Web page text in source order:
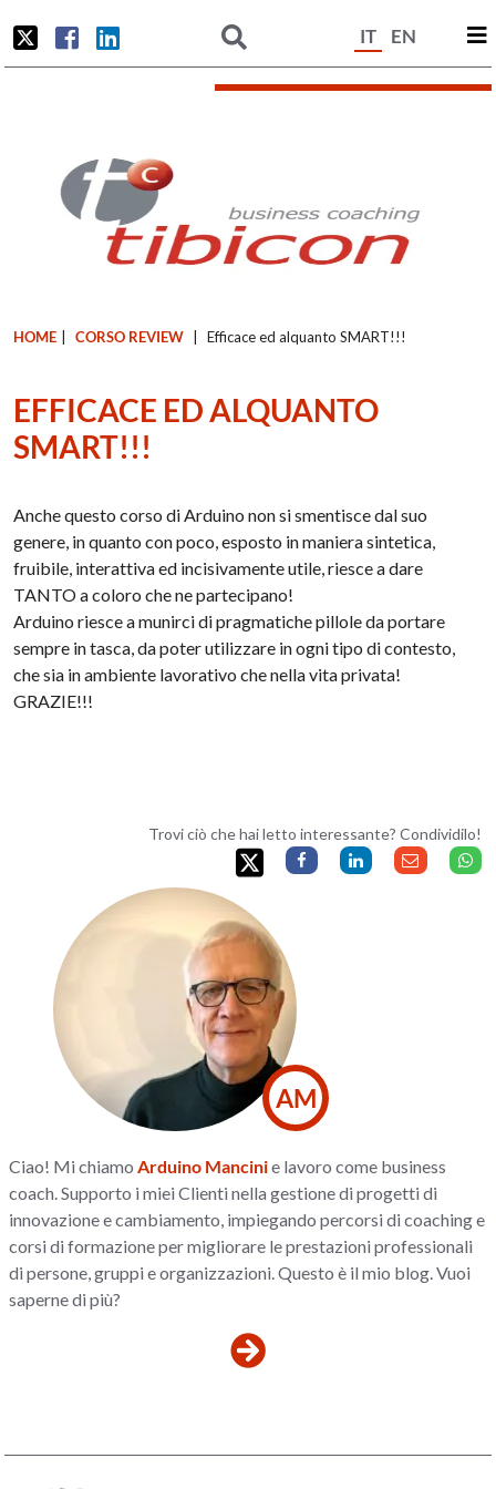
IT EN
HOME CORSO REVIEW Efficace ed alquanto SMART!!!
EFFICACE ED ALQUANTO
SMART!!!
Anche questo corso di Arduino non si smentisce dal suo
genere, in quanto con poco, esposto in maniera sintetica,
fruibile, interattiva ed incisivamente utile, riesce a dare
TANTO a coloro che ne partecipano!
Arduino riesce a munirci di pragmatiche pillole da portare
sempre in tasca, da poter utilizzare in ogni tipo di contesto,
che sia in ambiente lavorativo che nella vita privata!
GRAZIE!!!
Trovi ciò che hai letto interessante? Condividilo!
AM
Ciao! Mi chiamo Arduino Mancinie lavoro come business
coach. Supporto i miei Clienti nella gestione di progetti di
innovazione e cambiamento, impiegando percorsi di coaching e
corsi di formazione per migliorare le prestazioni professionali
di persone, gruppi e organizzazioni. Questo è il mio blog. Vuoi
saperne di più?